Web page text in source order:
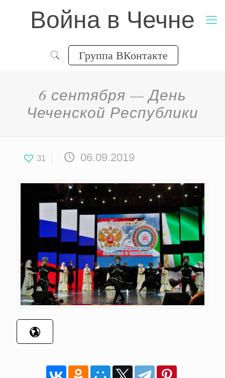
Война в Чечне
Группа ВКонтакте
6 сентября — День
Чеченской Республики
31 06.09.2019